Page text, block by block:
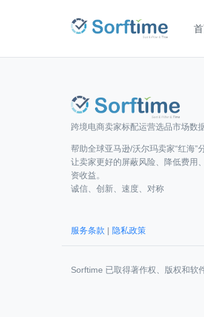
跨境电商卖家标配运营选品市场数
帮助全球亚马逊/沃尔玛卖家“红海”
让卖家更好的屏蔽风险、降低费用
资收益。
诚信、创新、速度、对称
服务条款 | 隐私政策
Sorftime 已取得著作权、版权和软